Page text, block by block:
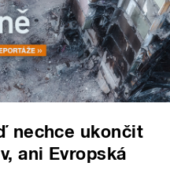
nechce ukončit
ani Evropská